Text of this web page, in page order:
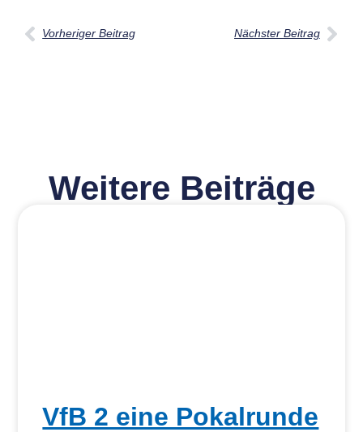
Vorheriger Beitrag Nächster Beitrag
Weitere Beiträge
VfB 2 eine Pokalrunde